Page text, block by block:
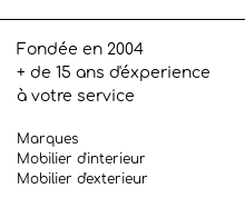
Fondée en 2004
+ de 15 ans d'éxperience
à votre service
Marques
Mobilier d'interieur
Mobilier d'exterieur